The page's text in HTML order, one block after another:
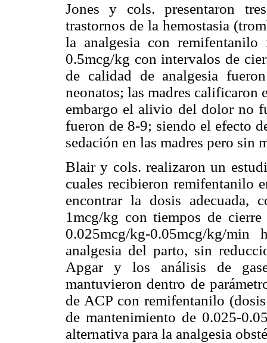
Jones y cols. presentaron
trastornos de la hemostasia
la analgesia con
0.5mcg/kg con intervalos de
de calidad de analgesia
neonatos; las madres calificaron
embargo el alivio del dolor no
fueron de 8-9; siendo el efecto
sedación en las madres pero sin
Blair y cols. realizaron un
cuales recibieron remifentanilo
encontrar la dosis adecuada,
1mcg/kg con tiempos de
0.025mcg/kg-0.05mcg/kg/
analgesia del parto, sin
Apgar y los análisis de
mantuvieron dentro de
de ACP con remifentanilo
de mantenimiento de 0.025-
alternativa para la analgesia